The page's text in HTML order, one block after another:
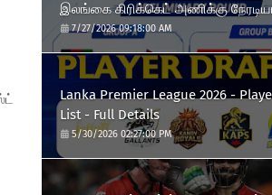
இலங்கை கிரிக்கெட் அணிக்கு
காலிறுதி வாய்ப்பு!
7/27/2026 09:18:00 AM
Lanka Premier League 2026 -
List - Full Details
5/30/2026 02:27:00 PM